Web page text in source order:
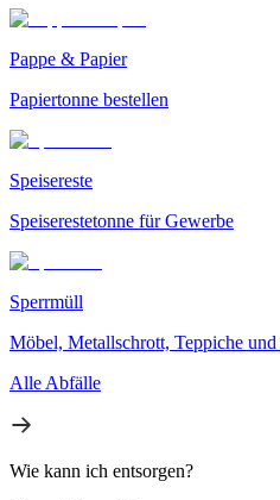
Pappe & Papier
Papiertonne bestellen
Speisereste
Speiserestetonne für Gewerbe
Sperrmüll
Möbel, Metallschrott, Teppiche und
Alle Abfälle
Wie kann ich entsorgen?